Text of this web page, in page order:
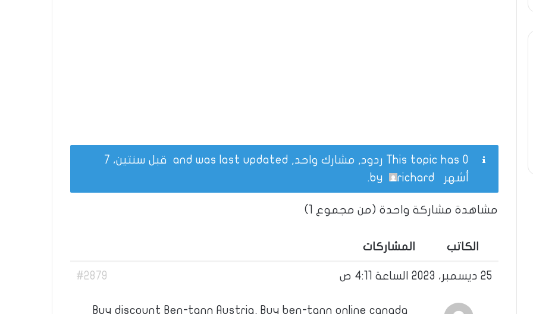
This topic has 0 ردود, مشارك واحد, and was last updated
قبل سنتين، 7
أشهر
richard
.
مشاهدة مشاركة واحدة (من مجموع 1)
الكاتب المشاركات
25 ديسمبر، 2023 الساعة 4:11 ص #2879
Buy discount Ben-tann Austria, Buy ben-tann online canada